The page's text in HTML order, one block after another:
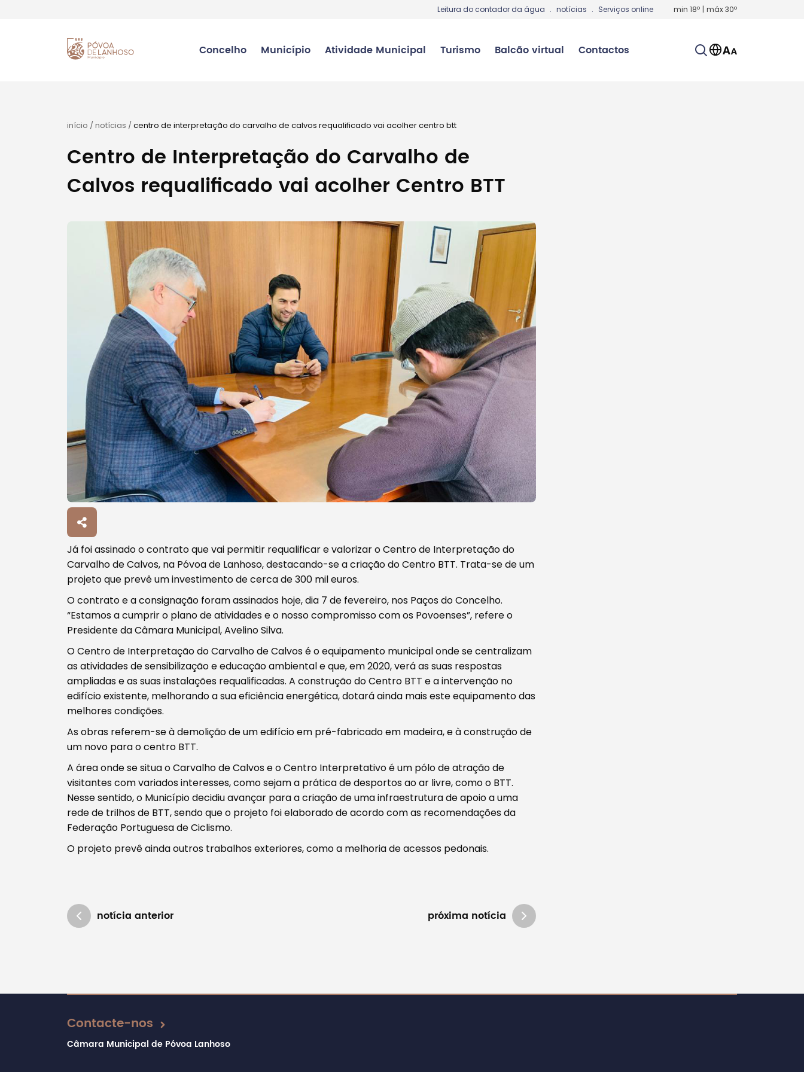
Leitura do contador da água . notícias . Serviços online min 18º | máx30º
Concelho Município Atividade Municipal Turismo Balcão virtual Contactos
Procurar
Tipo de conteúdo
Filtros
início /notícias /centro de interpretação do carvalho de calvos requalificado vai acolher centro btt
Centro de Interpretação do Carvalho de
Calvos requalificado vai acolher Centro BTT
Já foi assinado o contrato que vai permitir requalificar e valorizar o Centro de Interpretação do
Carvalho de Calvos, na Póvoa de Lanhoso, destacando-se a criação do Centro BTT. Trata-se de um
projeto que prevê um investimento de cerca de 300 mil euros.
O contrato e a consignação foram assinados hoje, dia 7 de fevereiro, nos Paços do Concelho.
“Estamos a cumprir o plano de atividades e o nosso compromisso com os Povoenses”, refere o
Presidente da Câmara Municipal, Avelino Silva.
O Centro de Interpretação do Carvalho de Calvos é o equipamento municipal onde se centralizam
as atividades de sensibilização e educação ambiental e que, em 2020, verá as suas respostas
ampliadas e as suas instalações requalificadas. A construção do Centro BTT e a intervenção no
edifício existente, melhorando a sua eficiência energética, dotará ainda mais este equipamento das
melhores condições.
As obras referem-se à demolição de um edifício em pré-fabricado em madeira, e à construção de
um novo para o centro BTT.
A área onde se situa o Carvalho de Calvos e o Centro Interpretativo é um pólo de atração de
visitantes com variados interesses, como sejam a prática de desportos ao ar livre, como o BTT.
Nesse sentido, o Município decidiu avançar para a criação de uma infraestrutura de apoio a uma
rede de trilhos de BTT, sendo que o projeto foi elaborado de acordo com as recomendações da
Federação Portuguesa de Ciclismo.
O projeto prevê ainda outros trabalhos exteriores, como a melhoria de acessos pedonais.
notícia anterior próxima notícia
Atualizado em 07/02/2020
Contacte-nos
Câmara Municipal de Póvoa Lanhoso